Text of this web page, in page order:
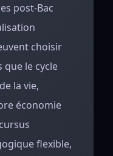
post-Bac
choisir
le cycle
la vie,
économie
flexible,